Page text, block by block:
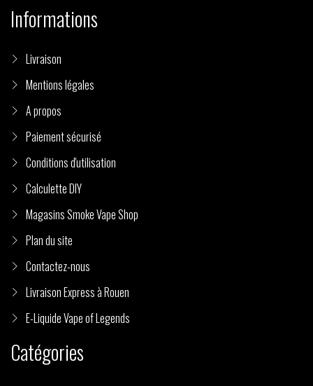
Informations
Livraison
Mentions légales
A propos
Paiement sécurisé
Conditions d'utilisation
Calculette DIY
Magasins Smoke Vape Shop
Plan du site
Contactez-nous
Livraison Express à Rouen
E-Liquide Vape of Legends
Catégories